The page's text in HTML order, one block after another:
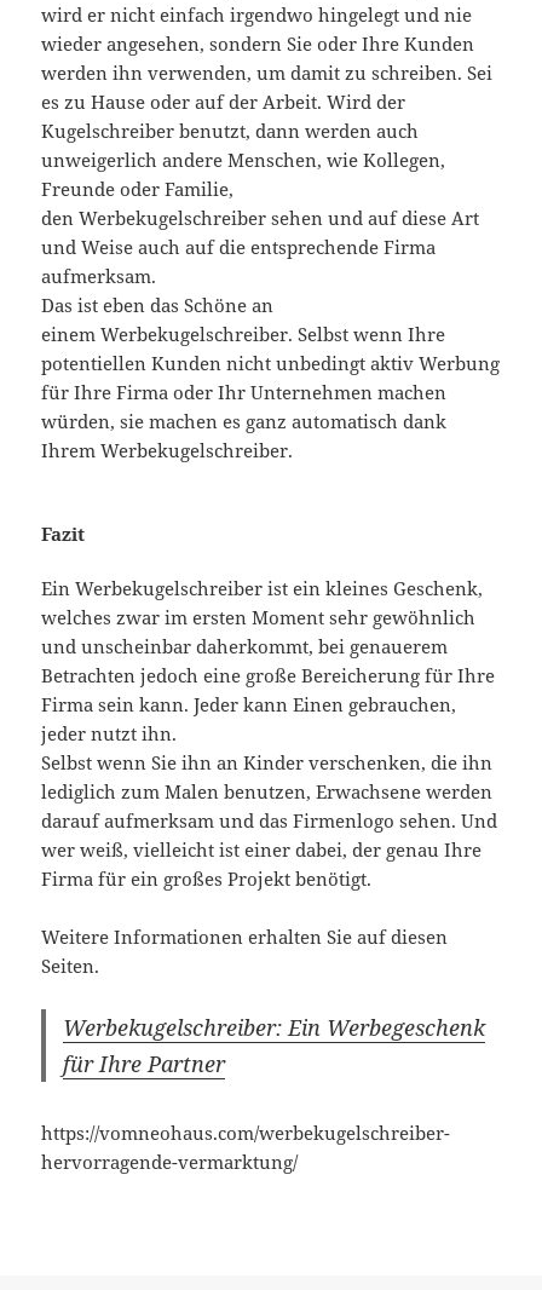
wird er nicht einfach irgendwo hingelegt und nie
wieder angesehen, sondern Sie oder Ihre Kunden
werden ihn verwenden, um damit zu schreiben. Sei
es zu Hause oder auf der Arbeit. Wird der
Kugelschreiber benutzt, dann werden auch
unweigerlich andere Menschen, wie Kollegen,
Freunde oder Familie,
den Werbekugelschreiber sehen und auf diese Art
und Weise auch auf die entsprechende Firma
aufmerksam.
Das ist eben das Schöne an
einem Werbekugelschreiber. Selbst wenn Ihre
potentiellen Kunden nicht unbedingt aktiv Werbung
für Ihre Firma oder Ihr Unternehmen machen
würden, sie machen es ganz automatisch dank
Ihrem Werbekugelschreiber.
Fazit
Ein Werbekugelschreiber ist ein kleines Geschenk,
welches zwar im ersten Moment sehr gewöhnlich
und unscheinbar daherkommt, bei genauerem
Betrachten jedoch eine große Bereicherung für Ihre
Firma sein kann. Jeder kann Einen gebrauchen,
jeder nutzt ihn.
Selbst wenn Sie ihn an Kinder verschenken, die ihn
lediglich zum Malen benutzen, Erwachsene werden
darauf aufmerksam und das Firmenlogo sehen. Und
wer weiß, vielleicht ist einer dabei, der genau Ihre
Firma für ein großes Projekt benötigt.
Weitere Informationen erhalten Sie auf diesen
Seiten.
Werbekugelschreiber: Ein Werbegeschenk
für Ihre Partner
https://vomneohaus.com/werbekugelschreiber-
hervorragende-vermarktung/